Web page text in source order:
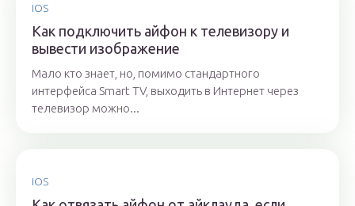
IOS
Как подключить айфон к телевизору и
вывести изображение
Мало кто знает, но, помимо стандартного
интерфейса Smart TV, выходить в Интернет через
телевизор можно...
IOS